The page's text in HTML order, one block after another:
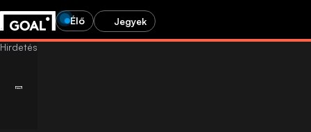
Élő Jegyek